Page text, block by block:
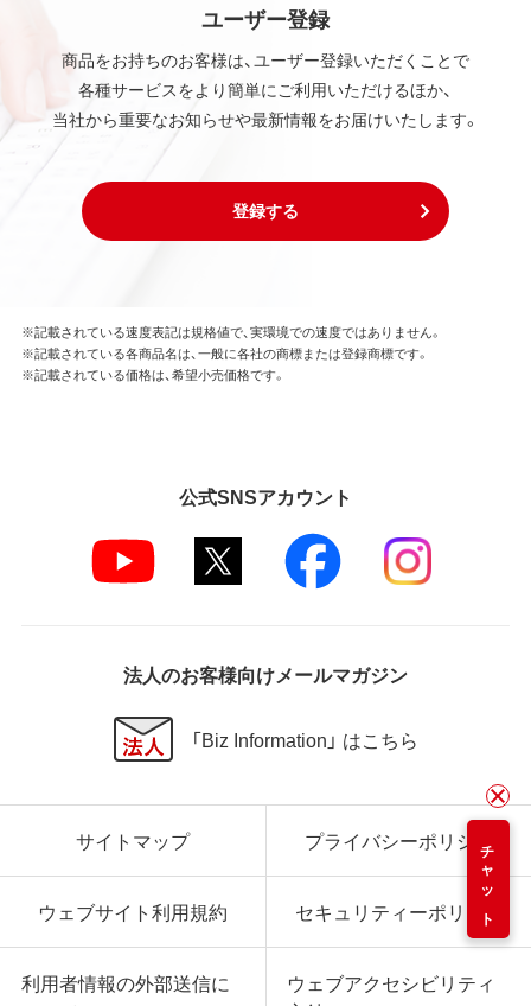
ユーザー登録
商品をお持ちのお客様は、ユーザー登録いただくことで
各種サービスをより簡単にご利用いただけるほか、
当社から重要なお知らせや最新情報をお届けいたします。
登録する
チャット
※記載されている速度表記は規格値で、実環境での速度ではありません。
※記載されている各商品名は、一般に各社の商標または登録商標です。
※記載されている価格は、希望小売価格です。
公式SNSアカウント
法人のお客様向けメールマガジン
「Biz Information」 はこちら
サイトマップ プライバシーポリシー
ウェブサイト利用規約 セキュリティーポリシー
利用者情報の外部送信に
ウェブアクセシビリティ